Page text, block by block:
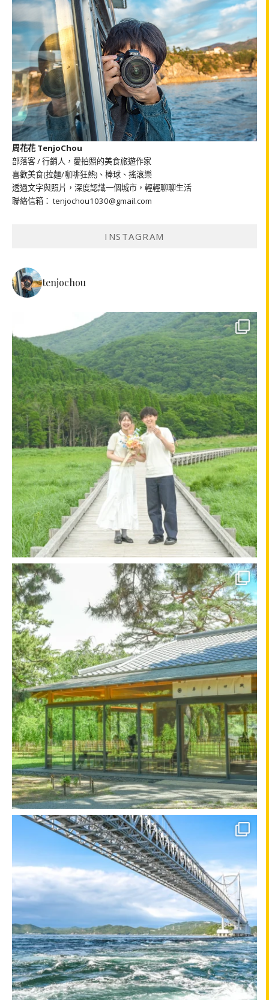
周花花 TenjoChou
部落客 / 行銷人，愛拍照的美食旅遊作家
喜歡美食(拉麵/咖啡狂熱)、棒球、搖滾樂
透過文字與照片，深度認識一個城市，輕輕聊聊生活
聯絡信箱： tenjochou1030@gmail.com
INSTAGRAM
tenjochou